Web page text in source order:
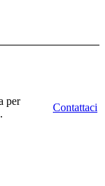
per
Contattaci